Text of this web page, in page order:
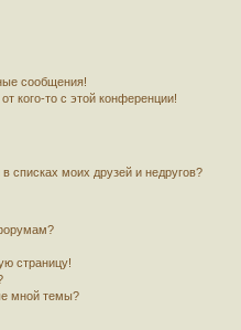
сообщения!
кого-то с этой конференции!
списках моих друзей и недругов?
страницу!
мной темы?